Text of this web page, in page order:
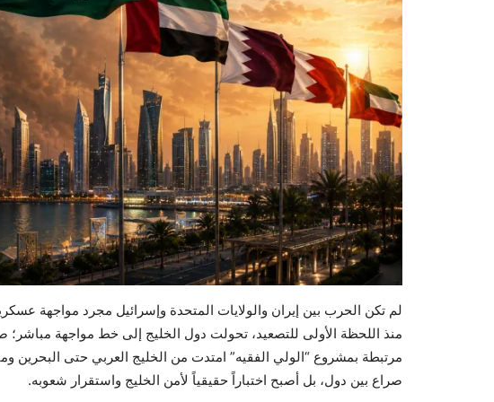
لم تكن الحرب بين إيران والولايات المتحدة وإسرائيل مجرد مواجهة
منذ اللحظة الأولى للتصعيد، تحولت دول الخليج إلى خط مواجهة مباشر؛
مرتبطة بمشروع “الولي الفقيه” امتدت من الخليج العربي حتى البحرين
صراع بين دول، بل أصبح اختباراً حقيقياً لأمن الخليج واستقرار شعوبه.